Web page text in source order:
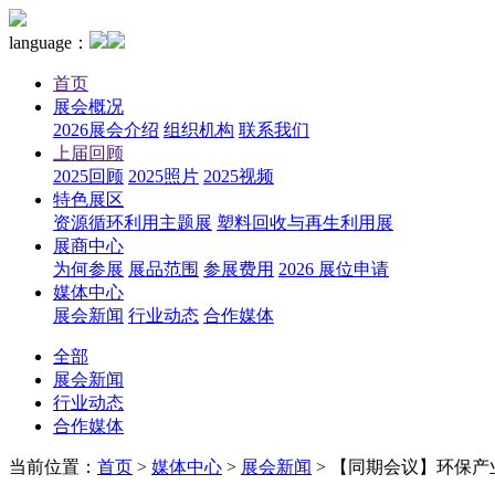
language：
首页
展会概况
2026展会介绍 组织机构 联系我们
上届回顾
2025回顾 2025照片 2025视频
特色展区
资源循环利用主题展 塑料回收与再生利用展
展商中心
为何参展 展品范围 参展费用 2026 展位申请
媒体中心
展会新闻 行业动态 合作媒体
全部
展会新闻
行业动态
合作媒体
当前位置： 首页 > 媒体中心 > 展会新闻 > 【同期会议】环保